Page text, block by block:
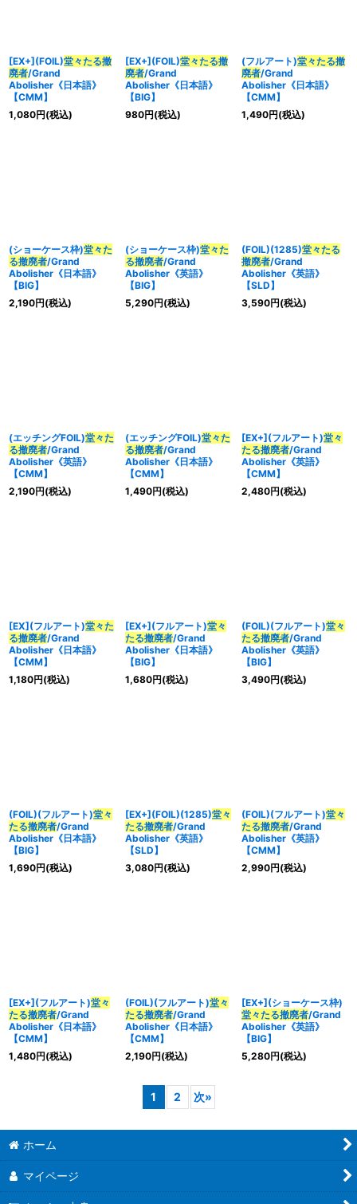
[EX+](FOIL)堂々たる撤
廃者/Grand
Abolisher《日本語》
【CMM】
1,080円(税込)
[EX+](FOIL)堂々たる撤
廃者/Grand
Abolisher《日本語》
【BIG】
980円(税込)
(フルアート)堂々たる撤
廃者/Grand
Abolisher《日本語》
【CMM】
1,490円(税込)
(ショーケース枠)堂々た
る撤廃者/Grand
Abolisher《日本語》
【BIG】
2,190円(税込)
(ショーケース枠)堂々た
る撤廃者/Grand
Abolisher《英語》
【BIG】
5,290円(税込)
(FOIL)(1285)堂々たる
撤廃者/Grand
Abolisher《英語》
【SLD】
3,590円(税込)
(エッチングFOIL)堂々た
る撤廃者/Grand
Abolisher《英語》
【CMM】
2,190円(税込)
(エッチングFOIL)堂々た
る撤廃者/Grand
Abolisher《日本語》
【CMM】
1,490円(税込)
[EX+](フルアート)堂々
たる撤廃者/Grand
Abolisher《英語》
【CMM】
2,480円(税込)
[EX](フルアート)堂々た
る撤廃者/Grand
Abolisher《日本語》
【CMM】
1,180円(税込)
[EX+](フルアート)堂々
たる撤廃者/Grand
Abolisher《日本語》
【BIG】
1,680円(税込)
(FOIL)(フルアート)堂々
たる撤廃者/Grand
Abolisher《英語》
【BIG】
3,490円(税込)
(FOIL)(フルアート)堂々
たる撤廃者/Grand
Abolisher《日本語》
【BIG】
1,690円(税込)
[EX+](FOIL)(1285)堂々
たる撤廃者/Grand
Abolisher《英語》
【SLD】
3,080円(税込)
(FOIL)(フルアート)堂々
たる撤廃者/Grand
Abolisher《英語》
【CMM】
2,990円(税込)
[EX+](フルアート)堂々
たる撤廃者/Grand
Abolisher《日本語》
【CMM】
1,480円(税込)
(FOIL)(フルアート)堂々
たる撤廃者/Grand
Abolisher《日本語》
【CMM】
2,190円(税込)
[EX+](ショーケース枠)
堂々たる撤廃者/Grand
Abolisher《英語》
【BIG】
5,280円(税込)
1 2 次»
ホーム
マイページ